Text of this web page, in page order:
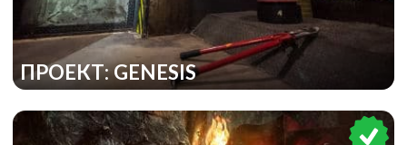
ПРОЕКТ: GENESIS